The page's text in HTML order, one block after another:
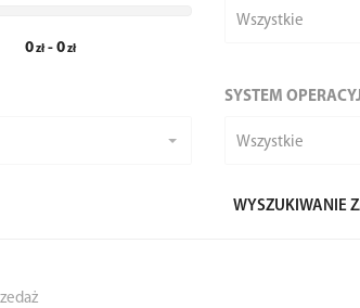
0 - 0
Wszystkie
SYSTEM
Wszystkie
WYSZUKIWANIE